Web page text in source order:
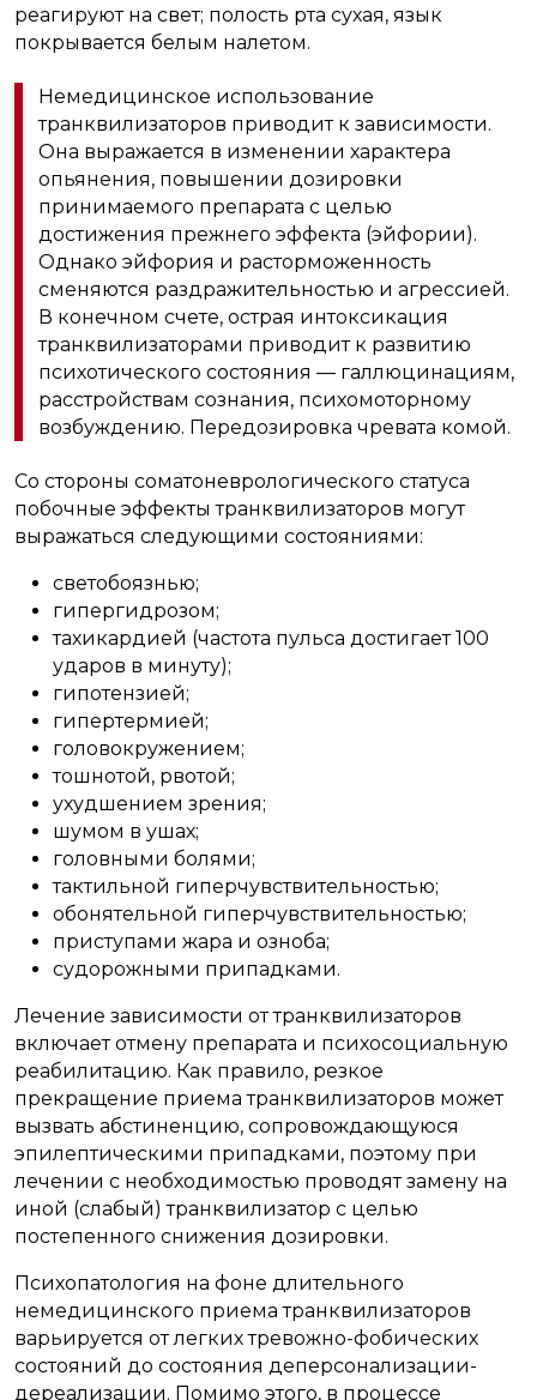
реагируют на свет; полость рта сухая, язык
покрывается белым налетом.
Немедицинское использование
транквилизаторов приводит к зависимости.
Она выражается в изменении характера
опьянения, повышении дозировки
принимаемого препарата с целью
достижения прежнего эффекта (эйфории).
Однако эйфория и расторможенность
сменяются раздражительностью и агрессией.
В конечном счете, острая интоксикация
транквилизаторами приводит к развитию
психотического состояния — галлюцинациям,
расстройствам сознания, психомоторному
возбуждению. Передозировка чревата комой.
Со стороны соматоневрологического статуса
побочные эффекты транквилизаторов могут
выражаться следующими состояниями:
светобоязнью;
гипергидрозом;
тахикардией (частота пульса достигает 100
ударов в минуту);
гипотензией;
гипертермией;
головокружением;
тошнотой, рвотой;
ухудшением зрения;
шумом в ушах;
головными болями;
тактильной гиперчувствительностью;
обонятельной гиперчувствительностью;
приступами жара и озноба;
судорожными припадками.
Лечение зависимости от транквилизаторов
включает отмену препарата и психосоциальную
реабилитацию. Как правило, резкое
прекращение приема транквилизаторов может
вызвать абстиненцию, сопровождающуюся
эпилептическими припадками, поэтому при
лечении с необходимостью проводят замену на
иной (слабый) транквилизатор с целью
постепенного снижения дозировки.
Психопатология на фоне длительного
немедицинского приема транквилизаторов
варьируется от легких тревожно-фобических
состояний до состояния деперсонализации-
дереализации. Помимо этого, в процессе